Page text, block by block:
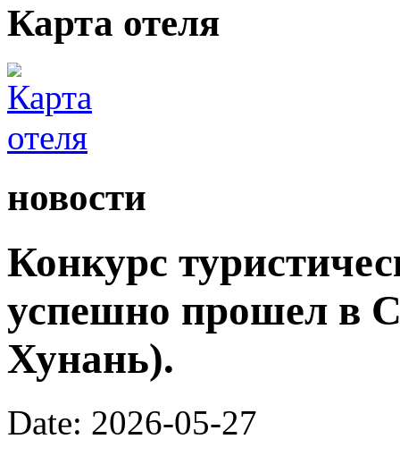
Карта отеля
новости
Конкурс
успешно прошел в
Хунань).
Date: 2026-05-27